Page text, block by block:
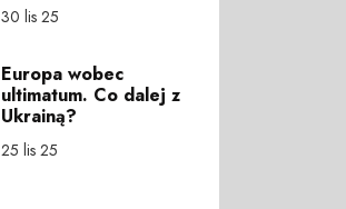
30 lis 25
Europa wobec
ultimatum. Co dalej z
Ukrainą?
25 lis 25